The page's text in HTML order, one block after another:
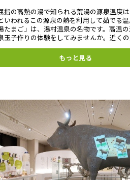
指の高熱の湯で知られる荒湯の源泉温度
いわれるこの源泉の熱を利用して茹でる
たまご」は、湯村温泉の名物です。高温
玉子作りの体験をしてみませんか。近く
もっと見る